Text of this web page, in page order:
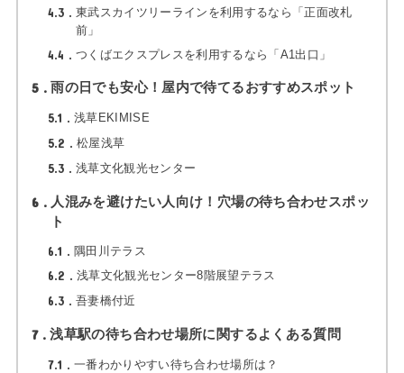
4.3
東武スカイツリーラインを利用するなら「正面改札
前」
4.4 つくばエクスプレスを利用するなら「A1出口」
5 雨の日でも安心！屋内で待てるおすすめスポット
5.1 浅草EKIMISE
5.2 松屋浅草
5.3 浅草文化観光センター
6
人混みを避けたい人向け！穴場の待ち合わせスポッ
ト
6.1 隅田川テラス
6.2 浅草文化観光センター8階展望テラス
6.3 吾妻橋付近
7 浅草駅の待ち合わせ場所に関するよくある質問
7.1 一番わかりやすい待ち合わせ場所は？